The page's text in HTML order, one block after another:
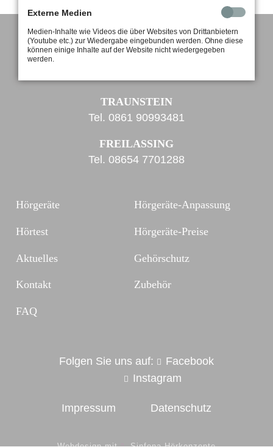
TRAUNSTEIN
Tel. 0861 90993481
FREILASSING
Tel. 08654 7701288
Hörgeräte
Hörtest
Aktuelles
Kontakt
FAQ
Hörgeräte-Anpassung
Hörgeräte-Preise
Gehörschutz
Zubehör
Impressum Datenschutz
Folgen Sie uns auf:
Facebook
Instagram
Externe Medien
Medien-Inhalte wie Videos die über Websites von Drittanbietern
(Youtube etc.) zur Wiedergabe eingebunden werden. Ohne diese
können einige Inhalte auf der Website nicht wiedergegeben
werden.